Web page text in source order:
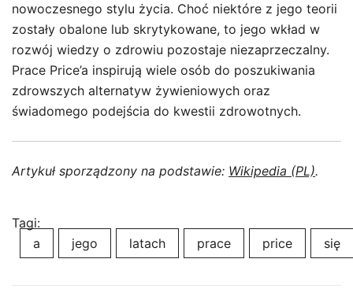
nowoczesnego stylu życia. Choć niektóre z jego teorii
zostały obalone lub skrytykowane, to jego wkład w
rozwój wiedzy o zdrowiu pozostaje niezaprzeczalny.
Prace Price’a inspirują wiele osób do poszukiwania
zdrowszych alternatyw żywieniowych oraz
świadomego podejścia do kwestii zdrowotnych.
Artykuł sporządzony na podstawie: Wikipedia (PL).
Tagi:
a
jego latach prace price się